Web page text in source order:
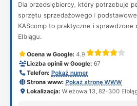
Dla przedsiębiorcy, który potrzebuje
sprzętu sprzedażowego i
KAScomp to praktyczne i sprawdzone
Elblągu.
Ocena w Google: 4.9
Liczba opinii w Google: 67
Telefon: Pokaż numer
Strona www: Pokaż stronę WWW
Lokalizacja: Wieżowa 13, 82-300